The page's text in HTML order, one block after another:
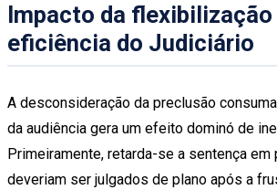
Impacto da flexibilização
eficiência do Judiciário
A desconsideração da preclusão
da audiência gera um efeito dominó de
Primeiramente, retarda-se a sentença
deveriam ser julgados de plano após a